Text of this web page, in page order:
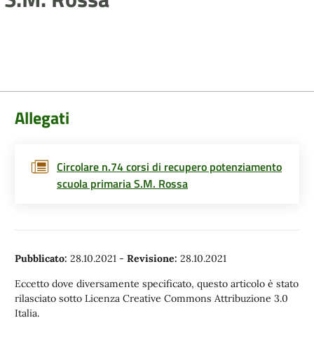
Allegati
Circolare n.74 corsi di recupero potenziamento
scuola primaria S.M. Rossa
Pubblicato: 28.10.2021 - Revisione: 28.10.2021
Eccetto dove diversamente specificato, questo articolo è stato
rilasciato sotto Licenza Creative Commons Attribuzione 3.0
Italia.